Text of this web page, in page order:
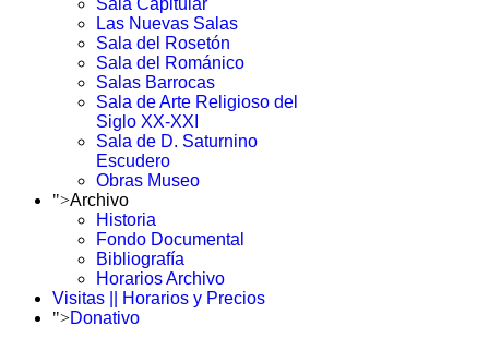
Sala Capitular
Las Nuevas Salas
Sala del Rosetón
Sala del Románico
Salas Barrocas
Sala de Arte Religioso del
Siglo XX-XXI
Sala de D. Saturnino
Escudero
Obras Museo
">Archivo
Historia
Fondo Documental
Bibliografía
Horarios Archivo
Visitas || Horarios y Precios
">Donativo